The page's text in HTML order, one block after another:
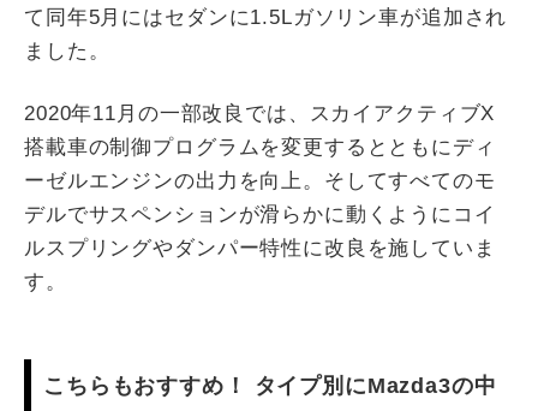
て同年5月にはセダンに1.5Lガソリン車が追加され
ました。
2020年11月の一部改良では、スカイアクティブX
搭載車の制御プログラムを変更するとともにディ
ーゼルエンジンの出力を向上。そしてすべてのモ
デルでサスペンションが滑らかに動くようにコイ
ルスプリングやダンパー特性に改良を施していま
す。
こちらもおすすめ！ タイプ別にMazda3の中